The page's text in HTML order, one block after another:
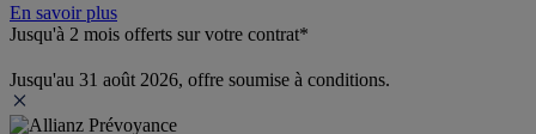
En savoir plus
Jusqu'à 2 mois offerts sur votre contrat*
Jusqu'au 31 août 2026, offre soumise à conditions.